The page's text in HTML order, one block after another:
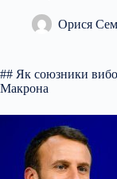
Орися
## Як союзники
Макрона